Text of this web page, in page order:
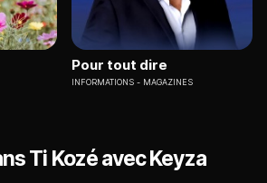
Pour tout dire
INFORMATIONS MAGAZINES
Ti Kozé avec Keyza